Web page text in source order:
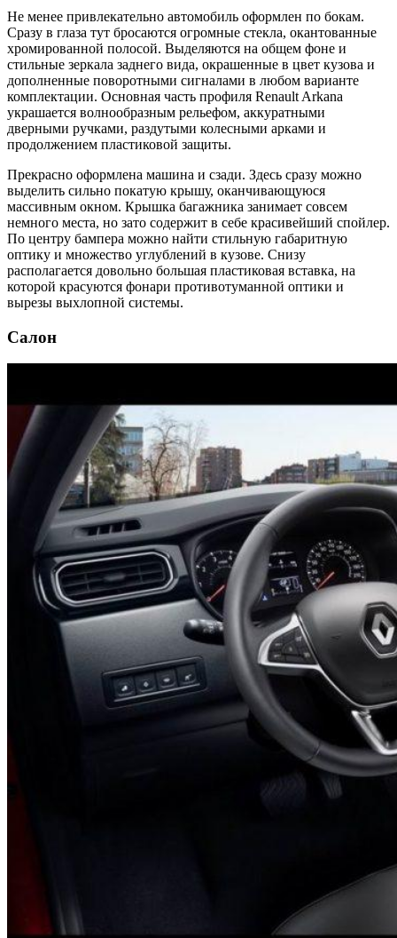
Не менее привлекательно автомобиль оформлен по бокам.
Сразу в глаза тут бросаются огромные стекла, окантованные
хромированной полосой. Выделяются на общем фоне и
стильные зеркала заднего вида, окрашенные в цвет кузова и
дополненные поворотными сигналами в любом варианте
комплектации. Основная часть профиля Renault Arkana
украшается волнообразным рельефом, аккуратными
дверными ручками, раздутыми колесными арками и
продолжением пластиковой защиты.
Прекрасно оформлена машина и сзади. Здесь сразу можно
выделить сильно покатую крышу, оканчивающуюся
массивным окном. Крышка багажника занимает совсем
немного места, но зато содержит в себе красивейший спойлер.
По центру бампера можно найти стильную габаритную
оптику и множество углублений в кузове. Снизу
располагается довольно большая пластиковая вставка, на
которой красуются фонари противотуманной оптики и
вырезы выхлопной системы.
Салон